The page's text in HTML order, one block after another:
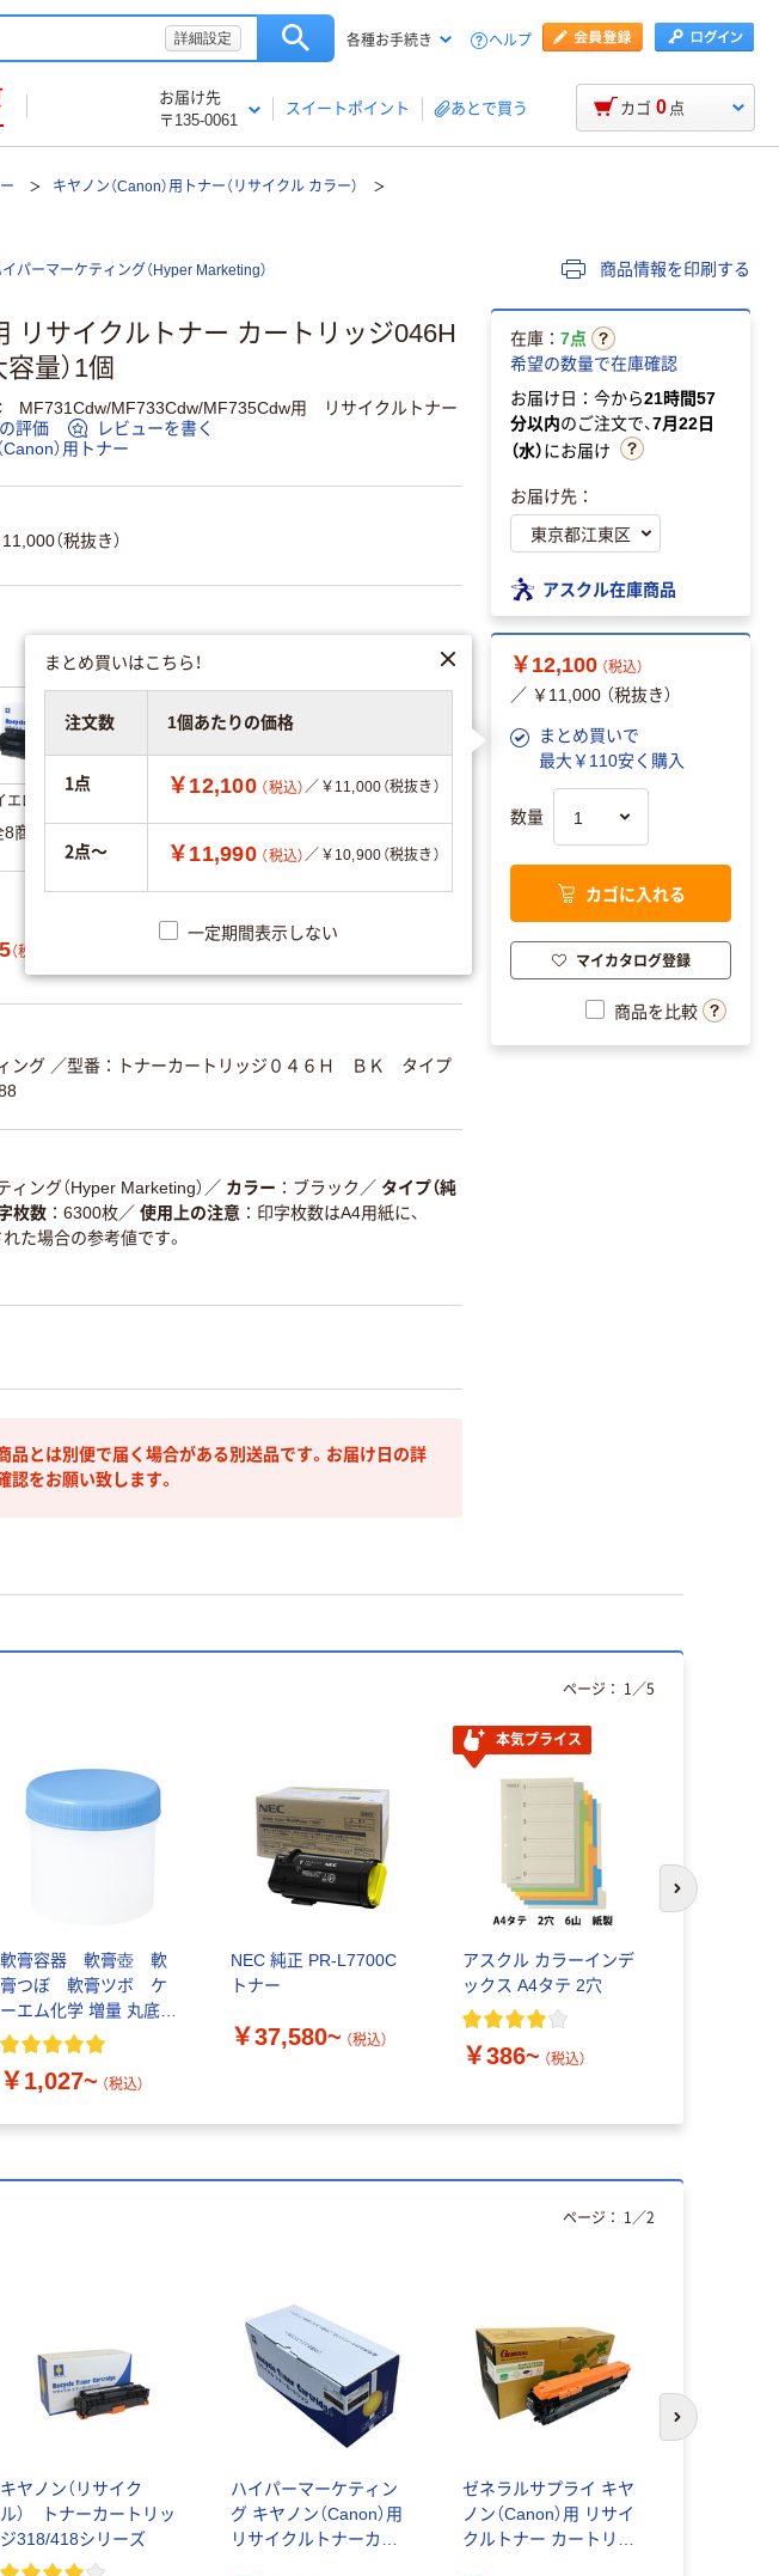
詳細設定 各種お手続き ヘルプ
お届け先
〒135-0061
スイートポイント あとで買う カゴ 0 点
キヤノン（Canon）用トナー（リサイクル カラー）
イパーマーケティング（Hyper Marketing） 商品情報を印刷する
リサイクルトナー カートリッジ046H
量）1個
MF731Cdw/MF733Cdw/MF735Cdw用 リサイクルトナー
評価
レビューを書く
Canon）用トナー
（税抜き）
エロー
8商品 あります。
（税込）
ング ／型番：トナーカートリッジ０４６Ｈ ＢＫ タイプ
ィング（Hyper Marketing） ／ カラー ブラック ／ タイプ（純
枚数 6300枚／ 使用上の注意
印字枚数はA4用紙に、
た場合の参考値です。
品とは別便で届く場合がある別送品です。お届け日の詳
をお願い致します。
在庫： 7点
希望の数量で在庫確認
お届け日：今から21時間57
分以内のご注文で、7月22日
（水）にお届け
お届け先：
アスクル在庫商品
￥12,100 （税込）
／ ￥11,000 （税抜き）
まとめ買いで
最大￥110安く購入
まとめ買いはこちら！
注文数 1個あたりの価格
1点 ￥12,100 （税込）／￥11,000（税抜き）
2点～ ￥11,990 （税込）／￥10,900（税抜き）
一定期間表示しない
数量
カゴに入れる
マイカタログ登録
商品を比較
軟膏容器 軟膏壺 軟
膏つぼ 軟膏ツボ ケ
ーエム化学 増量 丸底プ
ラツボ
￥1,027~ （税込）
NEC 純正 PR-L7700C
トナー
￥37,580~ （税込）
本気プライス
アスクル カラーインデ
ックス A4タテ 2穴
￥386~ （税込）
ページ： 1 ／5
次のスライド
キヤノン（リサイク
ル） トナーカートリッ
ジ318/418シリーズ
ハイパーマーケティン
グ キヤノン（Canon）用
リサイクルトナーカー
ゼネラルサプライ キヤ
ノン（Canon）用 リサイ
クルトナー カートリッ
ページ： 1 ／2
次のスライド